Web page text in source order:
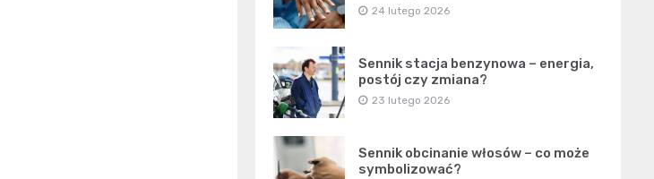
24 lutego 2026
Sennik stacja benzynowa – energia,
postój czy zmiana?
23 lutego 2026
Sennik obcinanie włosów – co może
symbolizować?